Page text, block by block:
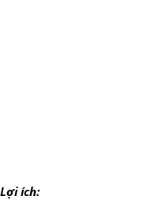
Lợi ích: